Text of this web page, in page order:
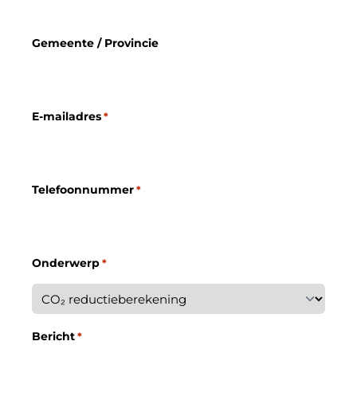
Gemeente / Provincie
E-mailadres *
Telefoonnummer *
Onderwerp *
Bericht *